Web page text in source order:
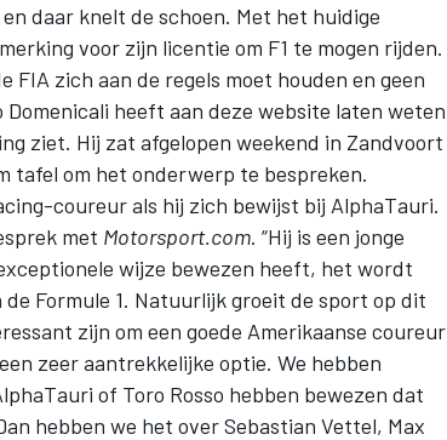
daar knelt de schoen. Met het huidige
voor zijn licentie om F1 te mogen rijden.
FIA zich aan de regels moet houden en geen
Domenicali heeft aan deze website laten weten
ziet. Hij zat afgelopen weekend in Zandvoort
tafel om het onderwerp te bespreken.
coureur als hij zich bewijst bij AlphaTauri.
met Motorsport.com. “Hij is een jonge
wijze bewezen heeft, het wordt
Formule 1. Natuurlijk groeit de sport op dit
zijn om een goede Amerikaanse coureur
zeer aantrekkelijke optie. We hebben
of Toro Rosso hebben bewezen dat
hebben we het overSebastian Vettel, Max